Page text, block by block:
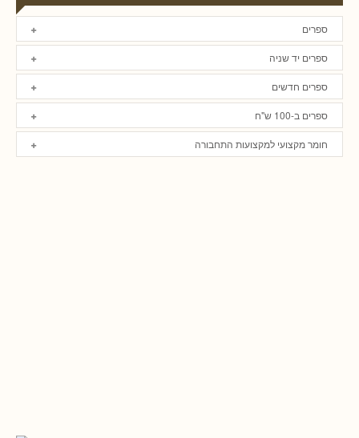
ספרים
ספרים יד שניה
ספרים חדשים
ספרים ב-100 ש"ח
חומר מקצועי למקצועות התחבורה